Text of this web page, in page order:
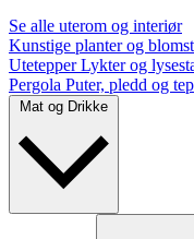
Se alle uterom og interiør
Kunstige planter og
UtetepperLykter og
Pergola Puter, pledd og